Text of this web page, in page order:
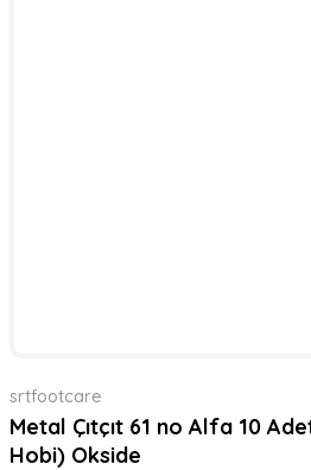
srtfootcare
Metal Çıtçıt 61 no Alfa 10
Hobi) Okside